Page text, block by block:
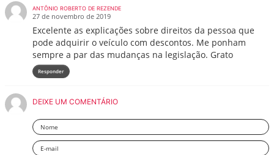
ANTÔNIO ROBERTO DE REZENDE
27 de novembro de 2019
Excelente as explicações sobre direitos da pessoa que
pode adquirir o veículo com descontos. Me ponham
sempre a par das mudanças na legislação. Grato
Responder
DEIXE UM COMENTÁRIO
Nome
Email